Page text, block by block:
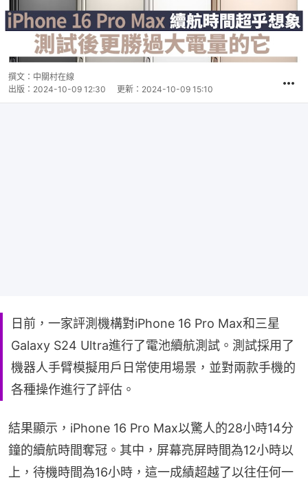
撰文： 中關村在線
出版： 2024-10-09 12:30 更新： 2024-10-09 15:10
日前，一家評測機構對iPhone 16 Pro Max和三星
Galaxy S24 Ultra進行了電池續航測試。測試採用了
機器人手臂模擬用戶日常使用場景，並對兩款手機的
各種操作進行了評估。
結果顯示，iPhone 16 Pro Max以驚人的28小時14分
鐘的續航時間奪冠。其中，屏幕亮屏時間為12小時以
上，待機時間為16小時，這一成績超越了以往任何一